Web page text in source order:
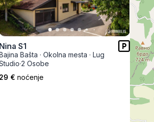
Nina S1
Bašta · Okolna mesta · Lug
·2 Osobe
29 € noćenje